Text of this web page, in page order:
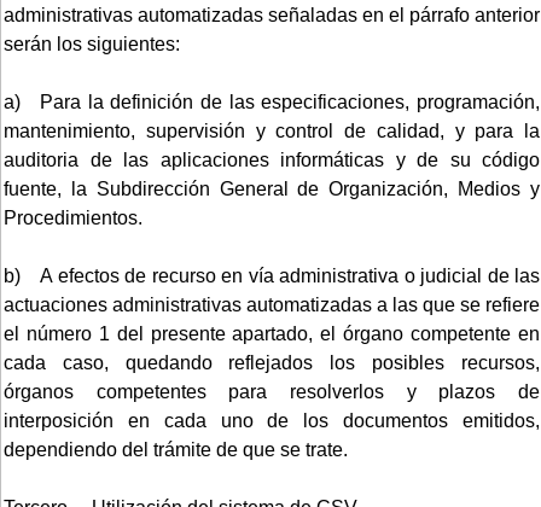
administrativas automatizadas señaladas en el párrafo anterior
serán los siguientes:
a) Para la definición de las especificaciones, programación,
mantenimiento, supervisión y control de calidad, y para la
auditoria de las aplicaciones informáticas y de su código
fuente, la Subdirección General de Organización, Medios y
Procedimientos.
b) A efectos de recurso en vía administrativa o judicial de las
actuaciones administrativas automatizadas a las que se refiere
el número 1 del presente apartado, el órgano competente en
cada caso, quedando reflejados los posibles recursos,
órganos competentes para resolverlos y plazos de
interposición en cada uno de los documentos emitidos,
dependiendo del trámite de que se trate.